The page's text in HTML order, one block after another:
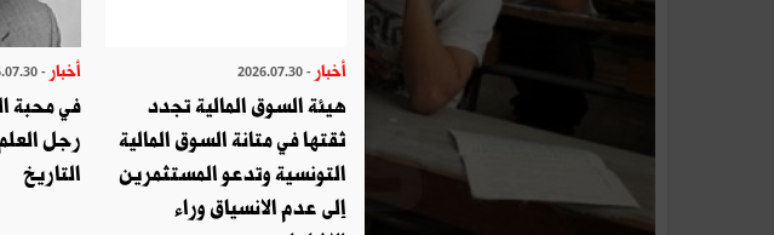
أخبار - 2026.07.30
هيئة السوق المالية تجدد
ثقتها في متانة السوق المالية
التونسية وتدعو المستثمرين
إلى عدم الانسياق وراء
أخبار - 2026.07.30
في محبة
رجل
التاريخ